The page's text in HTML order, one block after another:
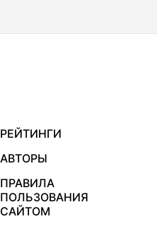
РЕЙТИНГИ
АВТОРЫ
ПРАВИЛА
ПОЛЬЗОВАНИЯ
САЙТОМ